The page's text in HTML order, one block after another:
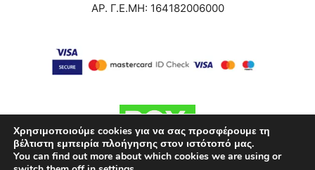
ΑΡ. Γ.Ε.ΜΗ: 164182006000
Χρησιμοποιούμε cookies για να σας προσφέρουμε τη
βέλτιστη εμπειρία πλοήγησης στον ιστότοπό μας.
You can find out more about which cookies we are using or